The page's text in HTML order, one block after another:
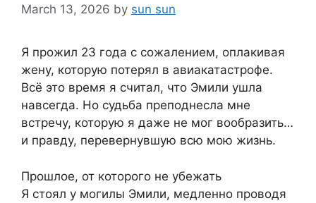
March 13, 2026 by sun sun
Я прожил 23 года с сожалением, оплакивая
жену, которую потерял в авиакатастрофе.
Всё это время я считал, что Эмили ушла
навсегда. Но судьба преподнесла мне
встречу, которую я даже не мог вообразить…
и правду, перевернувшую всю мою жизнь.
Прошлое, от которого не убежать
Я стоял у могилы Эмили, медленно проводя